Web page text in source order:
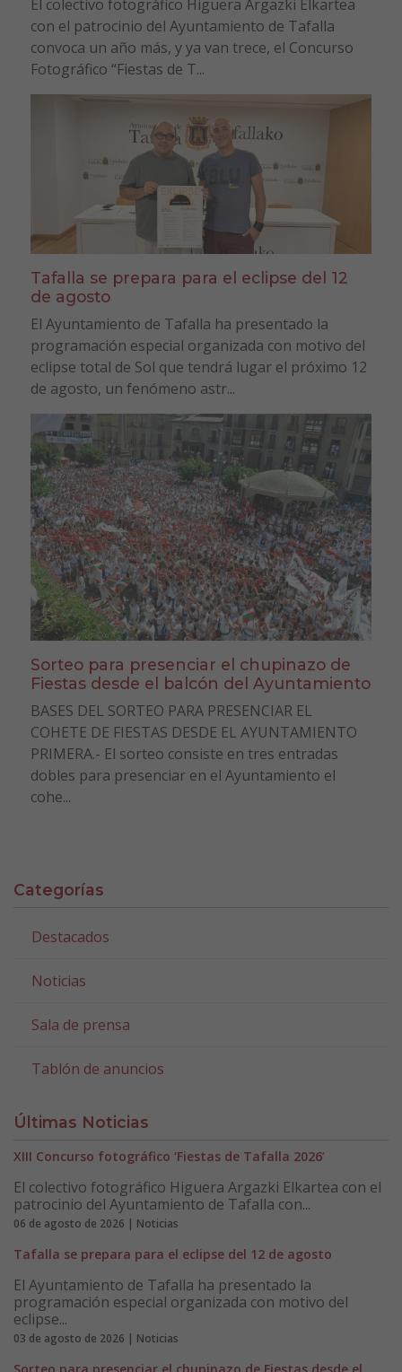
El colectivo fotográfico Higuera Argazki Elkartea
con el patrocinio del Ayuntamiento de Tafalla
convoca un año más, y ya van trece, el Concurso
Fotográfico “Fiestas de T...
Tafalla se prepara para el eclipse del 12
de agosto
El Ayuntamiento de Tafalla ha presentado la
programación especial organizada con motivo del
eclipse total de Sol que tendrá lugar el próximo 12
de agosto, un fenómeno astr...
Sorteo para presenciar el chupinazo de
Fiestas desde el balcón del Ayuntamiento
BASES DEL SORTEO PARA PRESENCIAR EL
COHETE DE FIESTAS DESDE EL AYUNTAMIENTO
PRIMERA.- El sorteo consiste en tres entradas
dobles para presenciar en el Ayuntamiento el
cohe...
Categorías
Destacados
Noticias
Sala de prensa
Tablón de anuncios
Últimas Noticias
XIII Concurso fotográfico ‘Fiestas de Tafalla 2026’
El colectivo fotográfico Higuera Argazki Elkartea con el
patrocinio del Ayuntamiento de Tafalla con...
06 de agosto de 2026 | Noticias
Tafalla se prepara para el eclipse del 12 de agosto
El Ayuntamiento de Tafalla ha presentado la
programación especial organizada con motivo del
eclipse...
03 de agosto de 2026 | Noticias